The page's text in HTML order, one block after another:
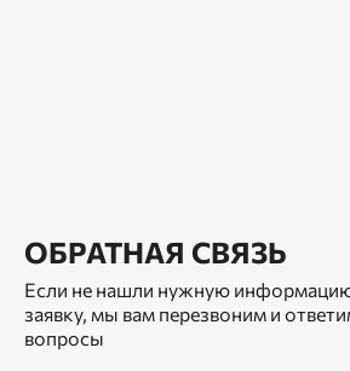
ОБРАТНАЯ СВЯЗЬ
Если не нашли нужную
заявку, мы вам перезвоним и
вопросы